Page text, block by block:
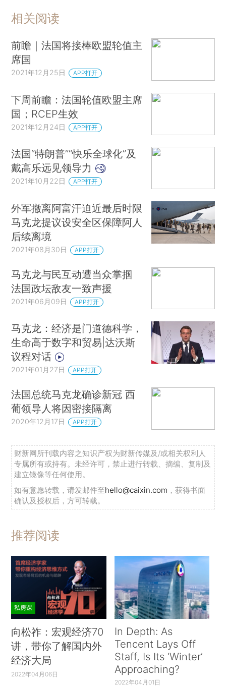
相关阅读
前瞻｜法国将接棒欧盟轮值主
席国
2021年12月25日 APP打开
下周前瞻：法国轮值欧盟主席
国；RCEP生效
2021年12月24日 APP打开
法国“特朗普”“快乐全球化”及
戴高乐远见领导力
2021年10月22日 APP打开
外军撤离阿富汗迫近最后时限
马克龙提议设安全区保障阿人
后续离境
2021年08月30日 APP打开
马克龙与民互动遭当众掌掴
法国政坛敌友一致声援
2021年06月09日 APP打开
马克龙：经济是门道德科学，
生命高于数字和贸易|达沃斯
议程对话
2021年01月27日 APP打开
法国总统马克龙确诊新冠 西
葡领导人将因密接隔离
2020年12月17日 APP打开
财新网所刊载内容之知识产权为财新传媒及/或相关权利人
专属所有或持有。未经许可，禁止进行转载、摘编、复制及
建立镜像等任何使用。
如有意愿转载，请发邮件至hello@caixin.com ，获得书面
确认及授权后，方可转载。
推荐阅读
私房课
向松祚：宏观经济70
讲，带你了解国内外
经济大局
2022年04月06日
In Depth: As
Tencent Lays Off
Staff, Is Its ‘Winter’
Approaching?
2022年04月01日